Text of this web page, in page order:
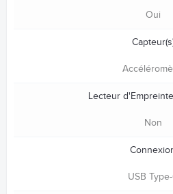
Oui
Lecteur
Non
USB